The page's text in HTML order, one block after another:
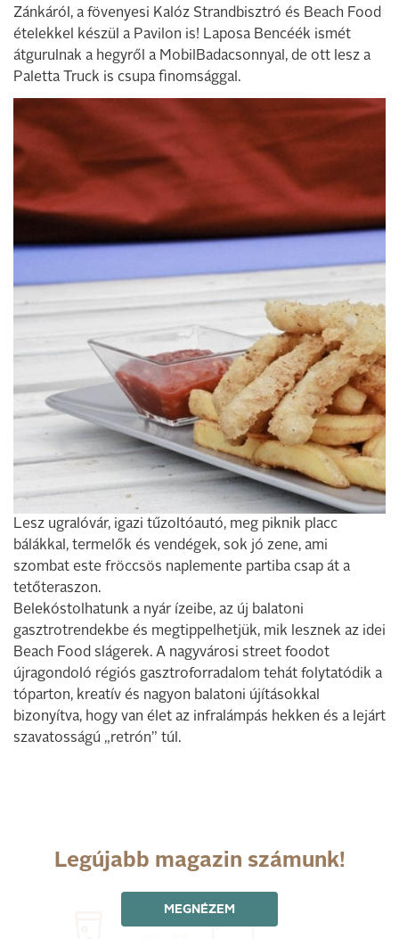
Zánkáról, a fövenyesi Kalóz Strandbisztró és Beach Food
ételekkel készül a Pavilon is! Laposa Bencéék ismét
átgurulnak a hegyről a MobilBadacsonnyal, de ott lesz a
Paletta Truck is csupa finomsággal.
Lesz ugralóvár, igazi tűzoltóautó, meg piknik placc
bálákkal, termelők és vendégek, sok jó zene, ami
szombat este fröccsös naplemente partiba csap át a
tetőteraszon.
Belekóstolhatunk a nyár ízeibe, az új balatoni
gasztrotrendekbe és megtippelhetjük, mik lesznek az idei
Beach Food slágerek. A nagyvárosi street foodot
újragondoló régiós gasztroforradalom tehát folytatódik a
tóparton, kreatív és nagyon balatoni újításokkal
bizonyítva, hogy van élet az infralámpás hekken és a lejárt
szavatosságú „retrón” túl.
Legújabb magazin számunk!
MEGNÉZEM